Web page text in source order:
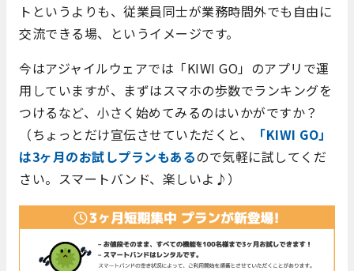
トというよりも、従業員同士が業務時間外でも自由に
交流できる場、というイメージです。
今はアジャイルウェアでは「KIWI GO」のアプリで運
用していますが、まずはスマホの歩数でランキングを
つけるなど、小さく始めてみるのはいかがですか？
（ちょっとだけ宣伝させていただくと、
「KIWI GO」
は3ヶ月のお試しプランもあるので気軽に試してくだ
さい。スマートバンド、楽しいよ♪）